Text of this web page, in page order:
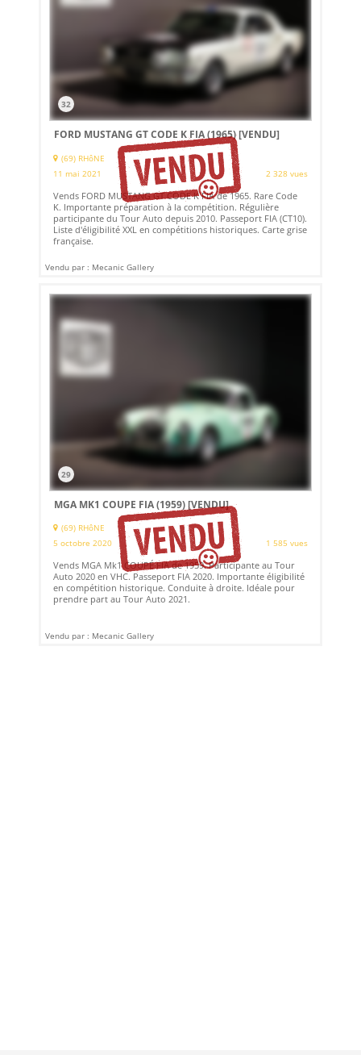
32
FORD MUSTANG GT CODE K FIA (1965)[VENDU]
(69) RHôNE
11 mai 2021
2 328 vues
Vends FORD MUSTANG GT CODE K FIA de 1965. Rare Code
K. Importante préparation à la compétition. Régulière
participante du Tour Auto depuis 2010. Passeport FIA (CT10).
Liste d'éligibilité XXL en compétitions historiques. Carte grise
française.
Vendu par : Mecanic Gallery
29
MGA MK1 COUPE FIA (1959)[VENDU]
(69) RHôNE
5 octobre 2020
1 585 vues
Vends MGA Mk1 COUPÉ FIA de 1959. Participante au Tour
Auto 2020 en VHC. Passeport FIA 2020. Importante éligibilité
en compétition historique. Conduite à droite. Idéale pour
prendre part au Tour Auto 2021.
Vendu par : Mecanic Gallery